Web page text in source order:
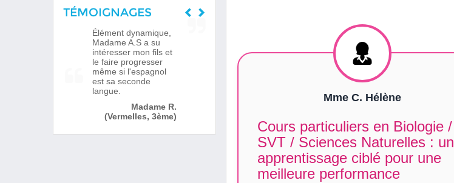
TÉMOIGNAGES
Élément dynamique,
Madame A.S a su
intéresser mon fils et
le faire progresser
même si l'espagnol
est sa seconde
langue.
Madame R.
(Vermelles, 3ème)
Mme C. Hélène
Cours particuliers en Biologie /
SVT / Sciences Naturelles : un
apprentissage ciblé pour une
meilleure performance